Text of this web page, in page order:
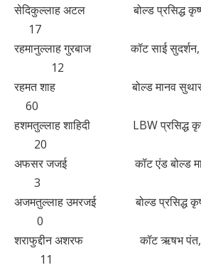
सेदिकुल्लाह अटल बोल्ड
17
रहमानुल्लाह गुरबाज कॉट साई सुदर्शन,
12
रहमत शाह बोल्ड
60
हशमतुल्लाह शाहिदी LBW
20
अफसर जजई कॉट एंड
3
अजमतुल्लाह उमरजई बोल्ड
0
शराफुद्दीन अशरफ कॉट ऋषभ पंत,
11